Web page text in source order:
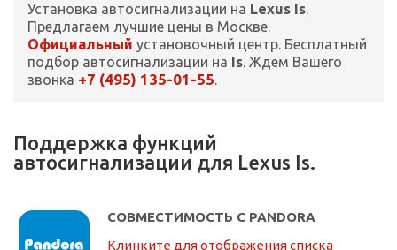
Установка автосигнализации на Lexus Is.
Предлагаем лучшие цены в Москве.
Официальный установочный центр. Бесплатный
подбор автосигнализации на
Is. Ждем Вашего
звонка +7 (495) 135-01-55.
Поддержка функций
автосигнализации для Lexus Is.
СОВМЕСТИМОСТЬ С PANDORA
Клинките для отображения списка